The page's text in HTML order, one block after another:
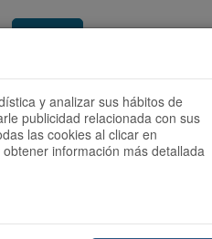
Acceder Registrate ahora
funciona
Ordenar por: Más recientes /
y analizar sus hábitos de
publicidad relacionada con sus
las cookies al clicar en
información más detallada